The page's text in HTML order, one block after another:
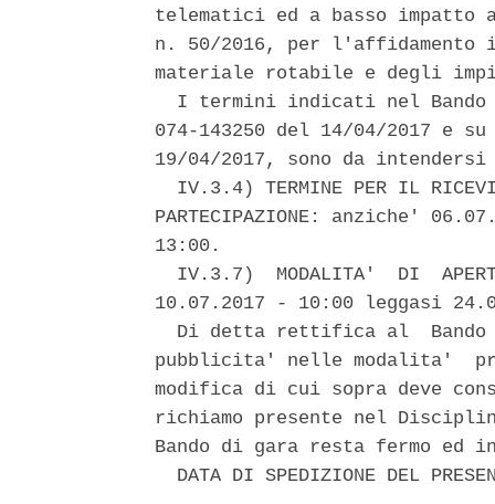
telematici ed a basso
n. 50/2016, per
materiale rotabile e degli
I termini indicati nel
074-143250 del 14/04/2017 e
19/04/2017, sono da
IV.3.4) TERMINE PER IL
PARTECIPAZIONE: anziche'
13:00.
IV.3.7)  MODALITA'  DI
10.07.2017 - 10:00 leggasi
Di detta rettifica al
pubblicita' nelle modalita'
modifica di cui sopra deve
richiamo presente nel
Bando di gara resta fermo ed
DATA DI SPEDIZIONE DEL